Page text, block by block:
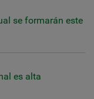
se formarán este
es alta